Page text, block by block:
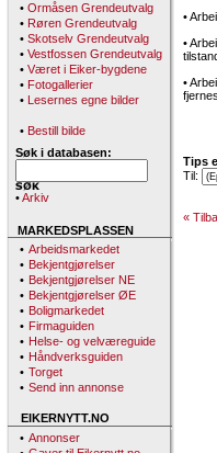
• Ormåsen Grendeutvalg
• Røren Grendeutvalg
• Skotselv Grendeutvalg
• Vestfossen Grendeutvalg
• Været i Eiker-bygdene
• Fotogallerier
• Lesernes egne bilder
• Bestill bilde
Søk i databasen:
•Arkiv
MARKEDSPLASSEN
• Arbeidsmarkedet
• Bekjentgjørelser
• Bekjentgjørelser NE
• Bekjentgjørelser ØE
• Boligmarkedet
• Firmaguiden
• Helse- og velværeguide
• Håndverksguiden
• Torget
• Send inn annonse
EIKERNYTT.NO
• Annonser
•
•
•
fjernes.
Tips
Til:
«